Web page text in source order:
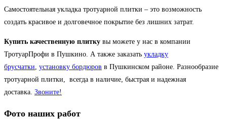
Самостоятельная укладка тротуарной плитки – это возможность
создать красивое и долговечное покрытие без лишних затрат.
Купить качественную плитку вы можете у нас в компании
ТротуарПрофи в Пушкино. А также заказать укладку
брусчатки установку бордюров в Пушкинском районе. Разнообразие
тротуарной плитки, всегда в наличие, быстрая и надежная
доставка. Звоните!
Фото наших работ